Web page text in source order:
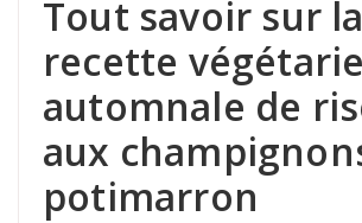
Tout savoir sur la
recette
automnale de
aux
potimarron